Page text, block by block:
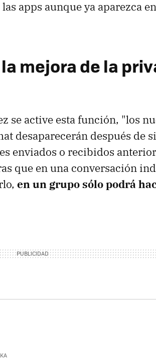
apps aunque ya aparezca en
mejora de la
se active esta función, "los
desaparecerán después de
enviados o recibidos
que en una conversación
en un grupo sólo podrá